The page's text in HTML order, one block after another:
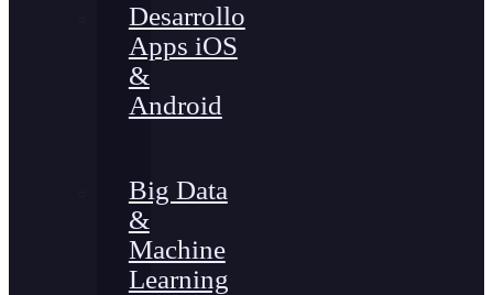
Desarrollo
Apps iOS
&
Android
Big Data
&
Machine
Learning